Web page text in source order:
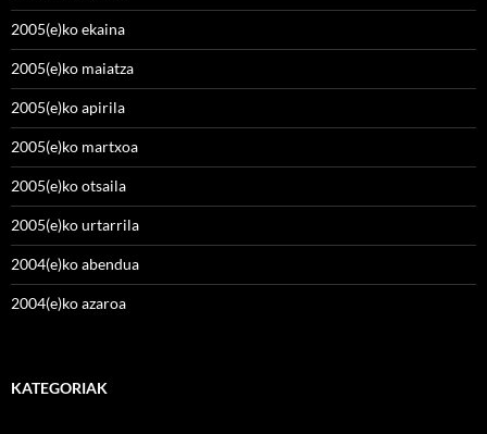
2005(e)ko ekaina
2005(e)ko maiatza
2005(e)ko apirila
2005(e)ko martxoa
2005(e)ko otsaila
2005(e)ko urtarrila
2004(e)ko abendua
2004(e)ko azaroa
KATEGORIAK